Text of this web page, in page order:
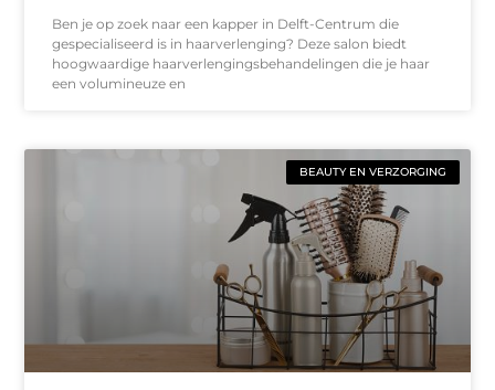
Ben je op zoek naar een kapper in Delft-Centrum die
gespecialiseerd is in haarverlenging? Deze salon biedt
hoogwaardige haarverlengingsbehandelingen die je haar
een volumineuze en
BEAUTY EN VERZORGING